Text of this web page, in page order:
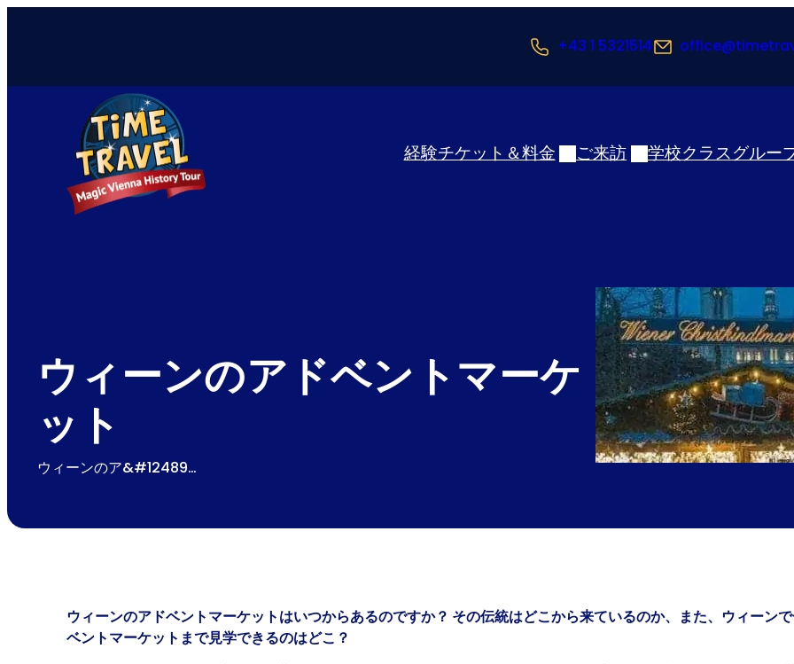
+43 1 5321514
経験チケット＆料金 ご来訪 学校クラスグルー
ウィーンのアドベントマーケ
ット
ウィーンのア&#12489…
ウィーンのアドベントマーケットはいつからあるのですか？ その伝統はどこから来ているのか、また、ウィーン
ベントマーケットまで見学できるのはどこ？